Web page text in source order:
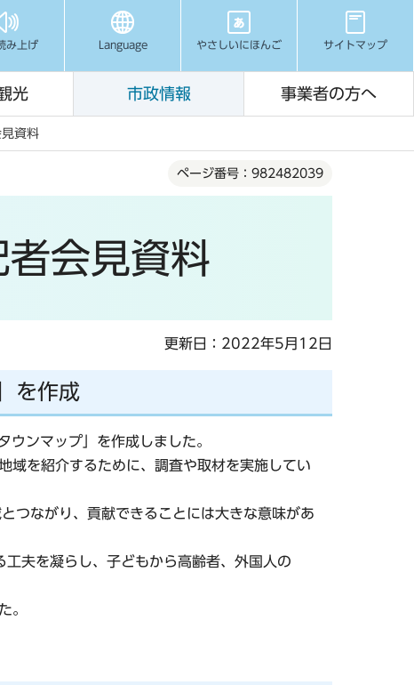
み上げ Language やさしいにほんご サイトマップ
光 市政情報 事業者の方へ
資料
ページ番号：982482039
会見資料
更新日：2022年5月12日
を作成
ンマップ」を作成しました。
域を紹介するために、調査や取材を実施してい
つながり、貢献できることには大きな意味があ
夫を凝らし、子どもから高齢者、外国人の
。